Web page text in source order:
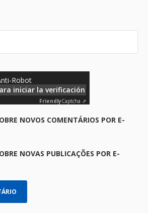
Robot
iniciar la verificación
FriendlyCaptcha ⇗
NOVOS COMENTÁRIOS POR E-
NOVAS PUBLICAÇÕES POR E-